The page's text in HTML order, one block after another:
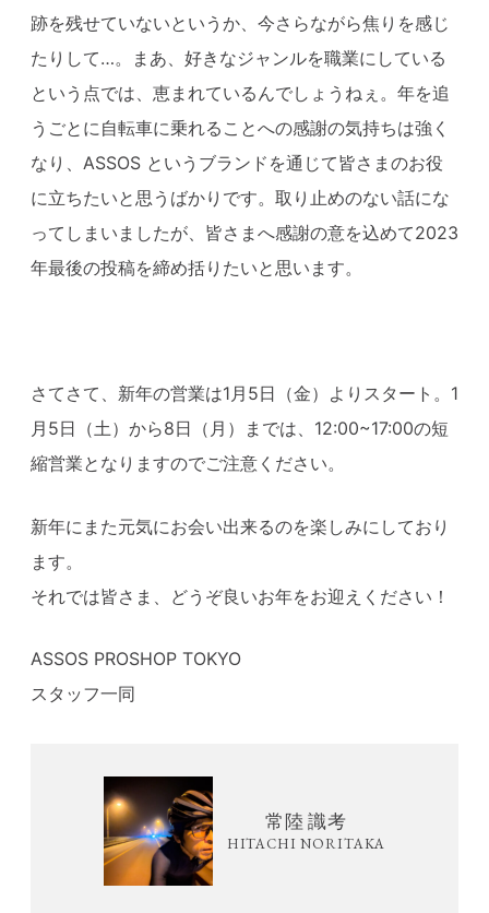
跡を残せていないというか、今さらながら焦りを感じ
たりして…。まあ、好きなジャンルを職業にしている
という点では、恵まれているんでしょうねぇ。年を追
うごとに自転車に乗れることへの感謝の気持ちは強く
なり、ASSOS というブランドを通じて皆さまのお役
に立ちたいと思うばかりです。取り止めのない話にな
ってしまいましたが、皆さまへ感謝の意を込めて2023
年最後の投稿を締め括りたいと思います。
さてさて、新年の営業は1月5日（金）よりスタート。1
月5日（土）から8日（月）までは、12:00~17:00の短
縮営業となりますのでご注意ください。
新年にまた元気にお会い出来るのを楽しみにしており
ます。
それでは皆さま、どうぞ良いお年をお迎えください！
ASSOS PROSHOP TOKYO
スタッフ一同
常陸 識考
HITACHI NORITAKA